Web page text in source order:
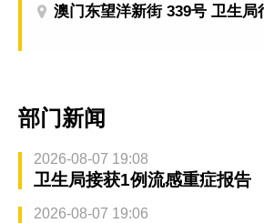
澳门东望洋新街 339号 卫生局
部门新闻
2026-08-07 19:08
卫生局接获1例流感重症报告
2026-08-07 19:06